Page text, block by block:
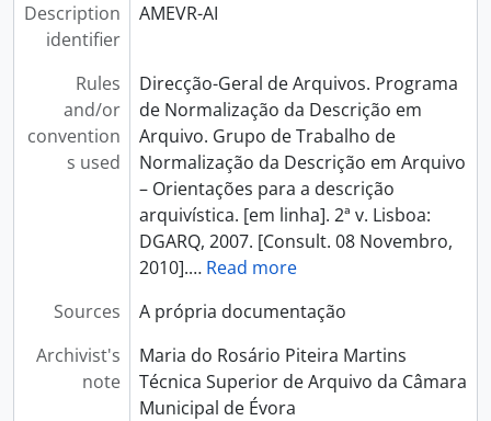
Description
identifier
AMEVR-AI
Rules
and/or
convention
s used
Direcção-Geral de Arquivos. Programa
de Normalização da Descrição em
Arquivo. Grupo de Trabalho de
Normalização da Descrição em Arquivo
– Orientações para a descrição
arquivística. [em linha]. 2ª v. Lisboa:
DGARQ, 2007. [Consult. 08 Novembro,
2010].… Read more
Sources
A própria documentação
Archivist's
note
Maria do Rosário Piteira Martins
Técnica Superior de Arquivo da Câmara
Municipal de Évora